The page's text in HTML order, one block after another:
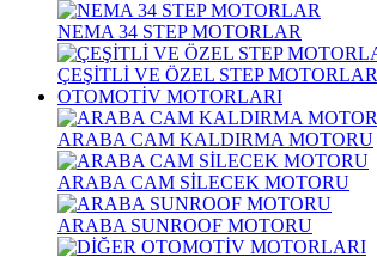
NEMA 34 STEP MOTORLAR
ÇEŞİTLİ VE ÖZEL STEP MOTORLAR
OTOMOTİV MOTORLARI
ARABA CAM KALDIRMA MOTORU
ARABA CAM SİLECEK MOTORU
ARABA SUNROOF MOTORU